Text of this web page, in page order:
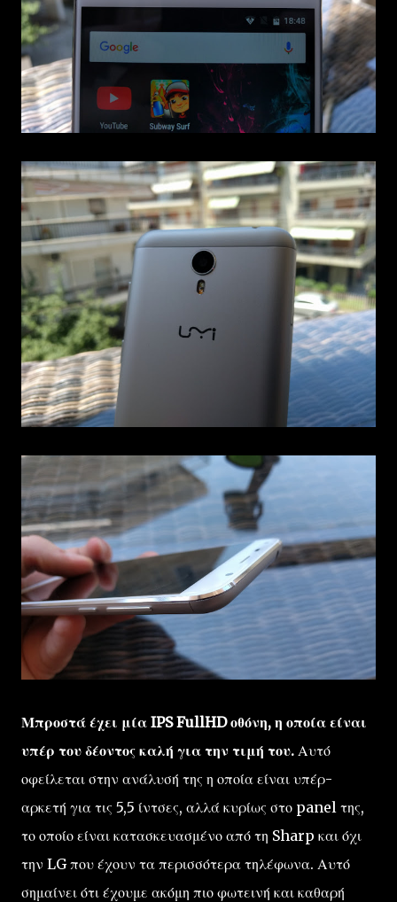
Μπροστά έχει μία IPS FullHD οθόνη, η οποία είναι
υπέρ του δέοντος καλή για την τιμή του. Αυτό
οφείλεται στην ανάλυσή της η οποία είναι υπέρ-
αρκετή για τις 5,5 ίντσες, αλλά κυρίως στο panel της,
το οποίο είναι κατασκευασμένο από τη Sharp και όχι
την LG που έχουν τα περισσότερα τηλέφωνα. Αυτό
σημαίνει ότι έχουμε ακόμη πιο φωτεινή και καθαρή